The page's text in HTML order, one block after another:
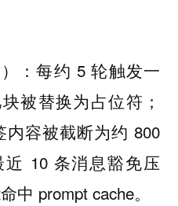
：每约 5 轮触发一
被替换为占位符；
内容被截断为约 800
10 条消息豁免压
中 prompt cache。